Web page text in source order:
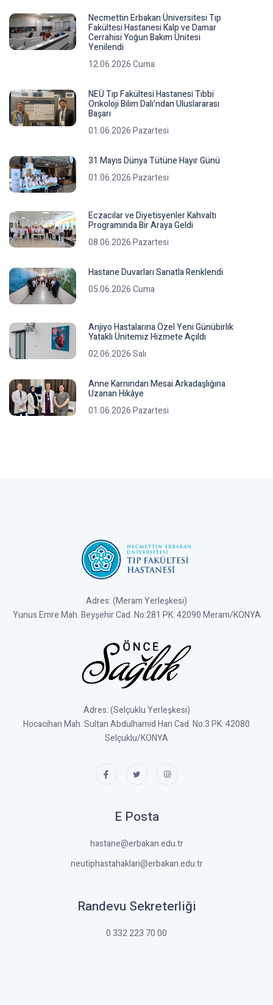
Necmettin Erbakan Üniversitesi Tıp
Fakültesi Hastanesi Kalp ve Damar
Cerrahisi Yoğun Bakım Ünitesi
Yenilendi
12.06.2026 Cuma
NEÜ Tıp Fakültesi Hastanesi Tıbbi
Onkoloji Bilim Dalı’ndan Uluslararası
Başarı
01.06.2026 Pazartesi
31 Mayıs Dünya Tütüne Hayır Günü
01.06.2026 Pazartesi
Eczacılar ve Diyetisyenler Kahvaltı
Programında Bir Araya Geldi
08.06.2026 Pazartesi
Hastane Duvarları Sanatla Renklendi
05.06.2026 Cuma
Anjiyo Hastalarına Özel Yeni Günübirlik
Yataklı Ünitemiz Hizmete Açıldı
02.06.2026 Salı
Anne Karnından Mesai Arkadaşlığına
Uzanan Hikâye
01.06.2026 Pazartesi
Adres: (Meram Yerleşkesi)
Yunus Emre Mah. Beyşehir Cad. No:281 PK: 42090 Meram/KONYA
Adres: (Selçuklu Yerleşkesi)
Hocacihan Mah. Sultan Abdulhamid Han Cad. No:3 PK: 42080
Selçuklu/KONYA
E Posta
hastane@erbakan.edu.tr
neutiphastahaklari@erbakan.edu.tr
Randevu Sekreterliği
0 332 223 70 00